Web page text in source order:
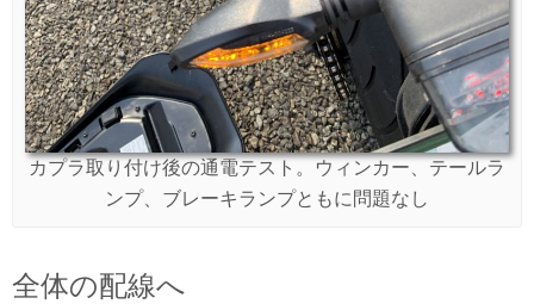
カプラ取り付け後の通電テスト。ウィンカー、テールラ
ンプ、ブレーキランプともに問題なし
全体の配線へ